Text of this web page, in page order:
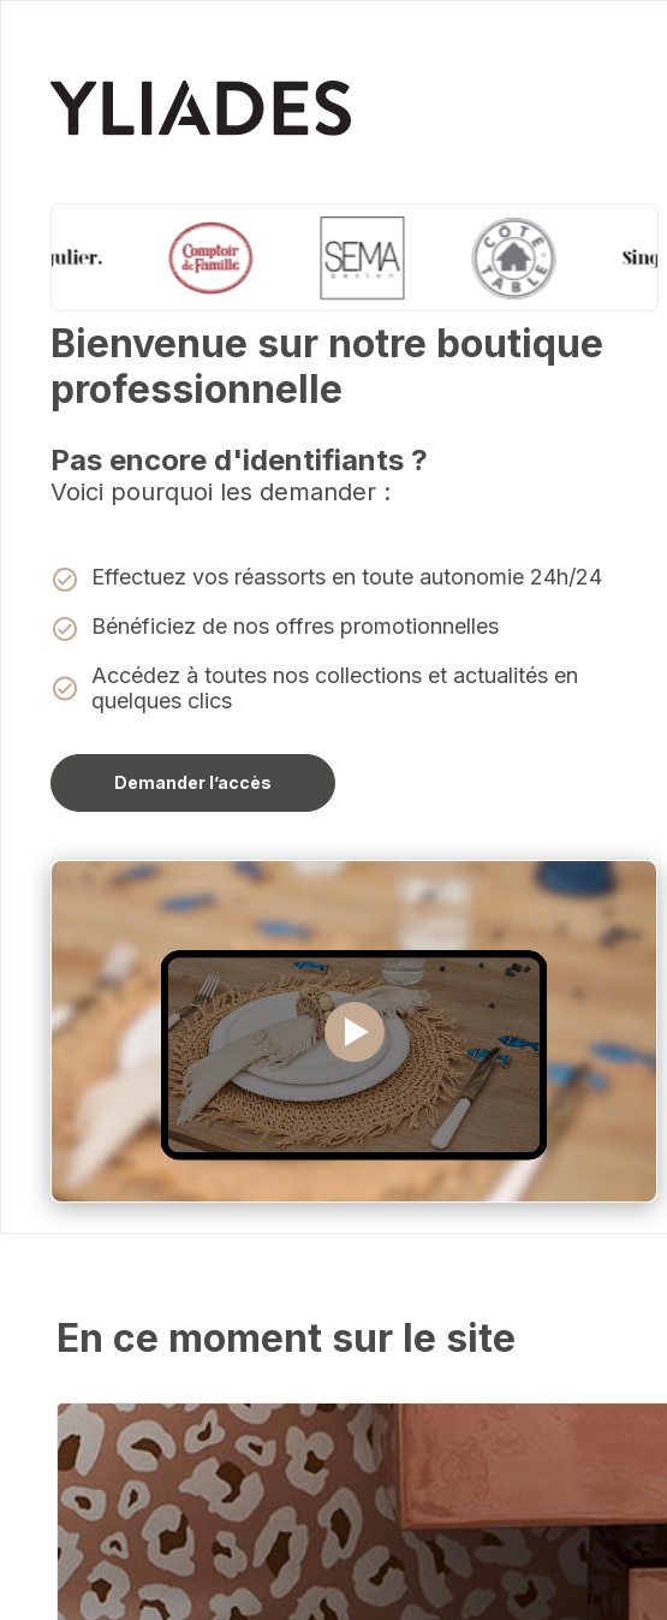
Bienvenue sur notre boutique
professionnelle
Pas encore d'identifiants ?
Voici pourquoi les demander :
Effectuez vos réassorts en toute autonomie 24h/24
Bénéficiez de nos offres promotionnelles
Accédez à toutes nos collections et actualités en
quelques clics
Demander l’accès
En ce moment sur le site